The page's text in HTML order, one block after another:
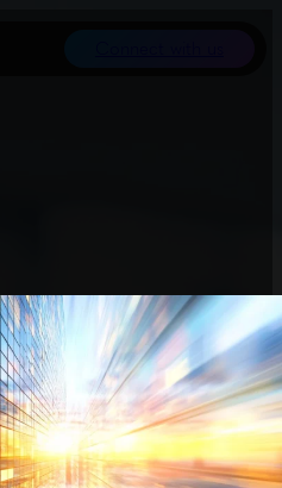
es einen kreativen AI-Tipp:
du Fotos in ausgefallene
die an Pixar, Unreal Engine und
Das Ergebnis hebt
hervor und kombiniert
Übertreibung, ideal für